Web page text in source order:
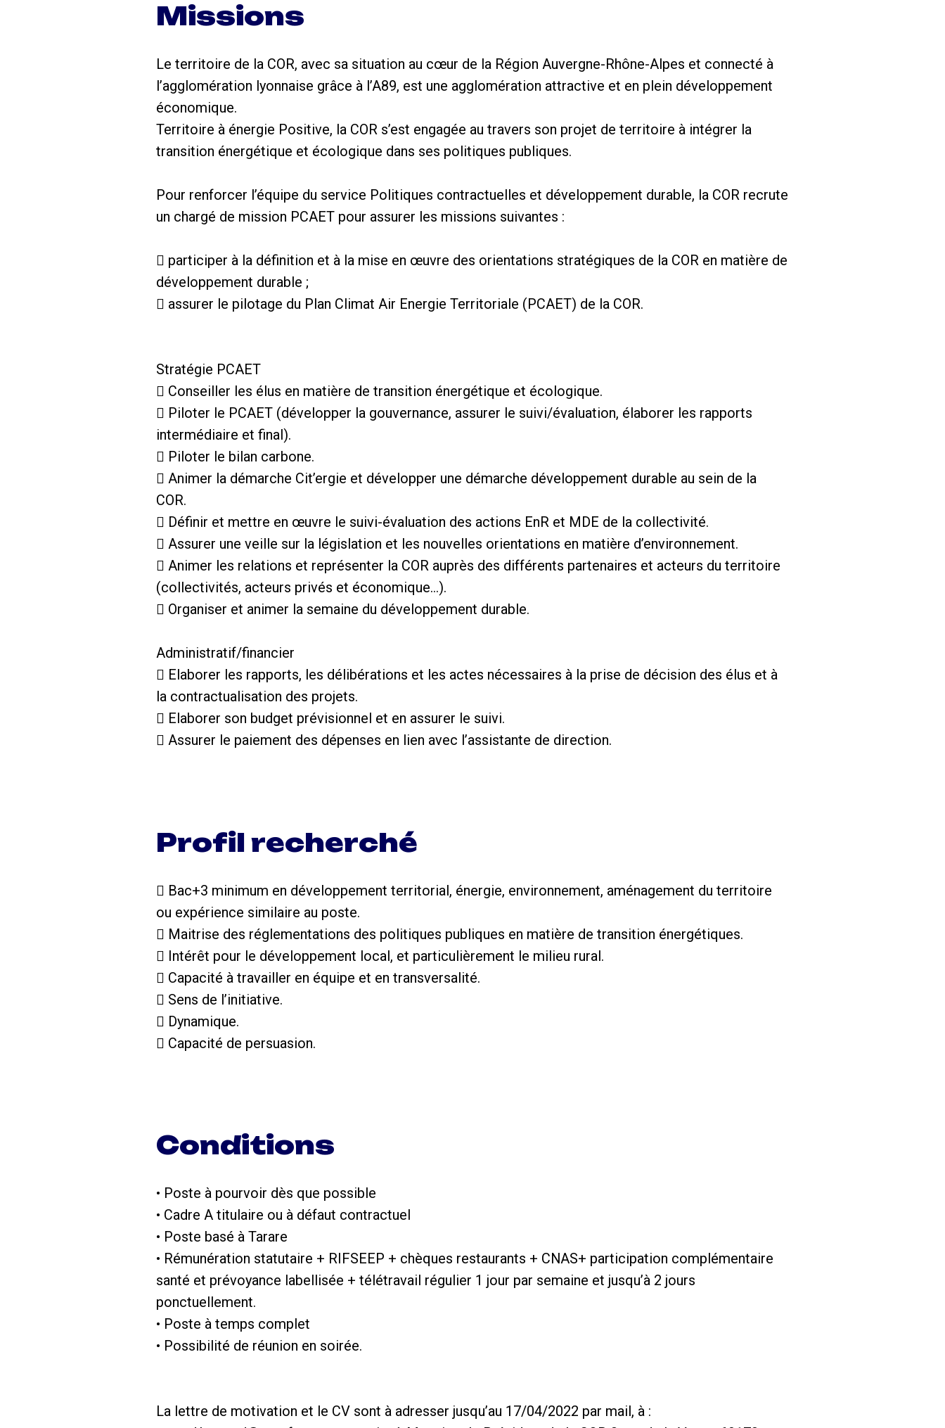
Missions
Le territoire de la COR, avec sa situation au cœur de la Région Auvergne-Rhône-Alpes et connecté à
l’agglomération lyonnaise grâce à l’A89, est une agglomération attractive et en plein développement
économique.
Territoire à énergie Positive, la COR s’est engagée au travers son projet de territoire à intégrer la
transition énergétique et écologique dans ses politiques publiques.
Pour renforcer l’équipe du service Politiques contractuelles et développement durable, la COR recrute
un chargé de mission PCAET pour assurer les missions suivantes :
 participer à la définition et à la mise en œuvre des orientations stratégiques de la COR en matière de
développement durable ;
 assurer le pilotage du Plan Climat Air Energie Territoriale (PCAET) de la COR.
Stratégie PCAET
 Conseiller les élus en matière de transition énergétique et écologique.
 Piloter le PCAET (développer la gouvernance, assurer le suivi/évaluation, élaborer les rapports
intermédiaire et final).
 Piloter le bilan carbone.
 Animer la démarche Cit’ergie et développer une démarche développement durable au sein de la
COR.
 Définir et mettre en œuvre le suivi-évaluation des actions EnR et MDE de la collectivité.
 Assurer une veille sur la législation et les nouvelles orientations en matière d’environnement.
 Animer les relations et représenter la COR auprès des différents partenaires et acteurs du territoire
(collectivités, acteurs privés et économique…).
 Organiser et animer la semaine du développement durable.
Administratif/financier
 Elaborer les rapports, les délibérations et les actes nécessaires à la prise de décision des élus et à
la contractualisation des projets.
 Elaborer son budget prévisionnel et en assurer le suivi.
 Assurer le paiement des dépenses en lien avec l’assistante de direction.
Profil recherché
 Bac+3 minimum en développement territorial, énergie, environnement, aménagement du territoire
ou expérience similaire au poste.
 Maitrise des réglementations des politiques publiques en matière de transition énergétiques.
 Intérêt pour le développement local, et particulièrement le milieu rural.
 Capacité à travailler en équipe et en transversalité.
 Sens de l’initiative.
 Dynamique.
 Capacité de persuasion.
Conditions
• Poste à pourvoir dès que possible
• Cadre A titulaire ou à défaut contractuel
• Poste basé à Tarare
• Rémunération statutaire + RIFSEEP + chèques restaurants + CNAS+ participation complémentaire
santé et prévoyance labellisée + télétravail régulier 1 jour par semaine et jusqu’à 2 jours
ponctuellement.
• Poste à temps complet
• Possibilité de réunion en soirée.
La lettre de motivation et le CV sont à adresser jusqu’au 17/04/2022 par mail, à :